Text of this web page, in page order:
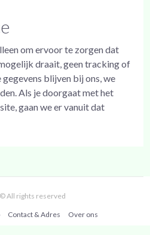
om ervoor te zorgen dat
draait, geen tracking of
blijven bij ons, we
Als je doorgaat met het
gaan we er vanuit dat
All rights reserved
Contact & Adres Over ons